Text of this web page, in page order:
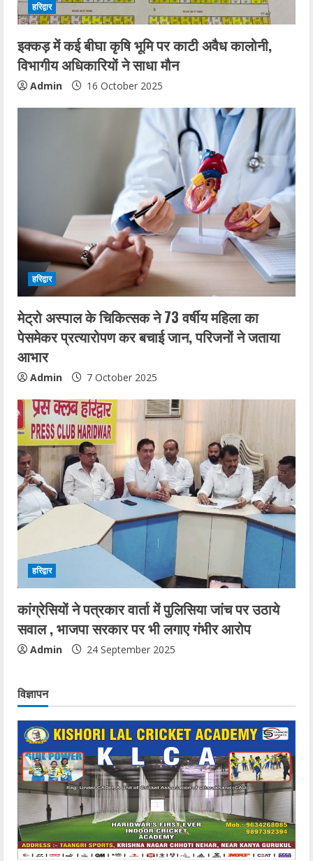
हरिद्वार
इक्कड़ में कई बीघा कृषि भूमि पर काटी अवैध कालोनी,
विभागीय अधिकारियों ने साधा मौन
Admin 16 October 2025
हरिद्वार
मेट्रो अस्पाल के चिकित्सक ने 73 वर्षीय महिला का
पेसमेकर प्रत्यारोपण कर बचाई जान, परिजनों ने जताया
आभार
Admin 7 October 2025
हरिद्वार
कांग्रेसियों ने पत्रकार वार्ता में पुलिसिया जांच पर उठाये
सवाल , भाजपा सरकार पर भी लगाए गंभीर आरोप
Admin 24 September 2025
विज्ञापन